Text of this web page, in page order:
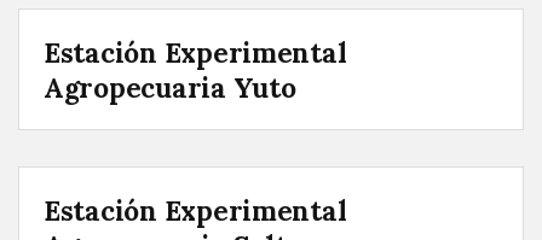
Estación Experimental
Agropecuaria Yuto
Estación Experimental